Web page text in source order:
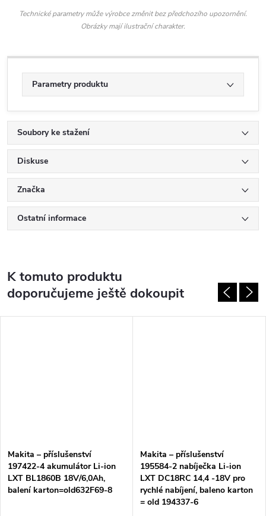
Technické parametry může výrobce změnit bez předchozího upozornění.
Obrázky mají ilustrační charakter.
Parametry produktu
Soubory ke stažení
Diskuse
Značka
Ostatní informace
K tomuto produktu
doporučujeme ještě dokoupit
Makita – příslušenství
197422-4 akumulátor Li-ion
LXT BL1860B 18V/6,0Ah,
balení karton=old632F69-8
Makita – příslušenství
195584-2 nabíječka Li-ion
LXT DC18RC 14,4 -18V pro
rychlé nabíjení, baleno karton
= old 194337-6